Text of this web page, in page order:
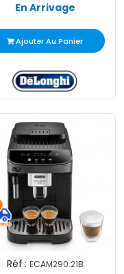
En Arrivage
Ajouter Au Panier
Réf : ECAM290.21B